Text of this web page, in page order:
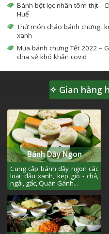
Bánh bột lọc nhân tôm thịt –
Huế
Thử món cháo bánh chưng,
xanh
Mua bánh chưng Tết 2022 –
chia sẻ khó khăn covid
✧ Gian hàng
Bánh Dầy Ngon
Cung cấp bánh dầy ngon các
loại: đậu xanh, kẹp giò - chả,
ngải, gấc, Quán Gánh...